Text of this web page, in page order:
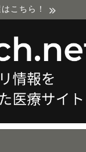
こちら！